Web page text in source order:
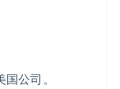
公司。